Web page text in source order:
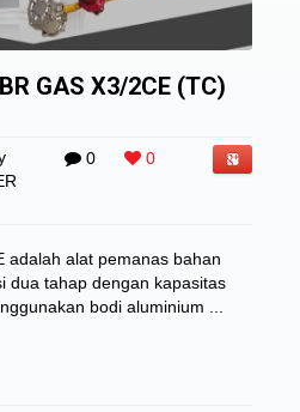
GAS X3/2CE (TC)
0 0
adalah alat pemanas bahan
dua tahap dengan kapasitas
bodi aluminium ...